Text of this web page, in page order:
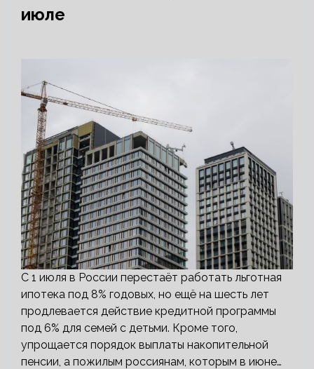
июле
С 1 июля в России перестаёт работать льготная
ипотека под 8% годовых, но ещё на шесть лет
продлевается действие кредитной программы
под 6% для семей с детьми. Кроме того,
упрощается порядок выплаты накопительной
пенсии, а пожилым россиянам, которым в июне…